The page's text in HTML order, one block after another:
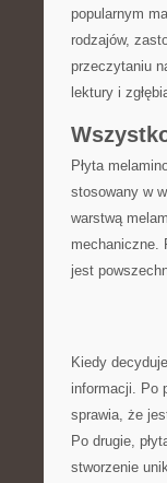
⁣popularnym
rodzajów,
przeczytaniu
lektury i
Płyta
stosowany w
warstwą‍
mechaniczne.
jest
Kiedy
informacji. Po
sprawia, że
Po drugie,
stworzenie